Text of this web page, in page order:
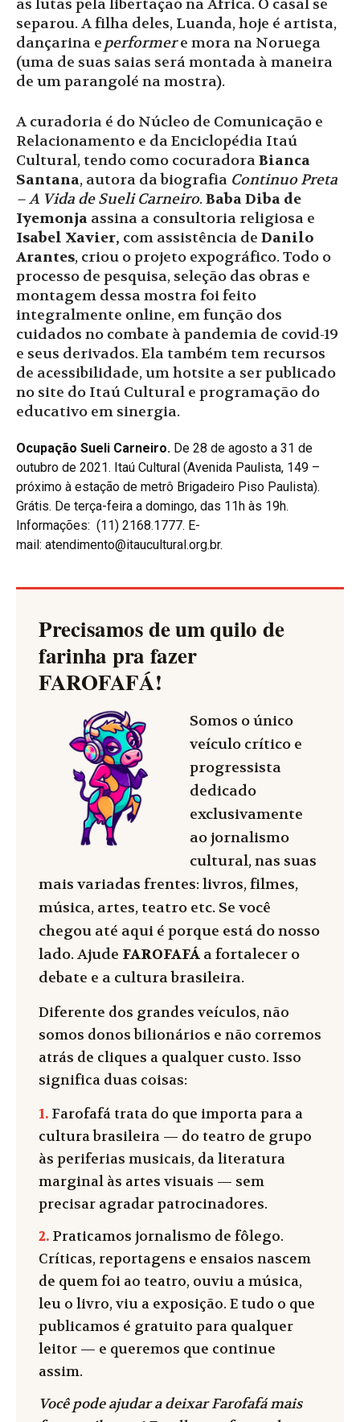
as lutas pela libertação na África. O casal se
separou. A filha deles, Luanda, hoje é artista,
dançarina eperformere mora na Noruega
(uma de suas saias será montada à maneira
de um parangolé na mostra).
A curadoria é do Núcleo de Comunicação e
Relacionamento e da Enciclopédia Itaú
Cultural, tendo como cocuradoraBianca
Santana, autora da biografia Continuo Preta
– A Vida de SueliCarneiro.Baba Diba de
Iyemonja assina a consultoria religiosa e
Isabel Xavier, com assistência de Danilo
Arantes, criou o projeto expográfico. Todo o
processo de pesquisa, seleção das obras e
montagem dessa mostra foi feito
integralmente online, em função dos
cuidados no combate à pandemia de covid-19
e seus derivados. Ela também tem recursos
de acessibilidade, um hotsite a ser publicado
no site do Itaú Cultural e programação do
educativo em sinergia.
Ocupação Sueli Carneiro. De 28 de agosto a 31 de
outubro de 2021. Itaú Cultural (Avenida Paulista, 149 –
próximo à estação de metrô Brigadeiro Piso Paulista).
Grátis. De terça-feira a domingo, das 11h às 19h.
Informações: (11) 2168.1777. E-
mail: atendimento@itaucultural.org.br.
Precisamos de um quilo de
farinha pra fazer
FAROFAFÁ!
Somos o único
veículo crítico e
progressista
dedicado
exclusivamente
ao jornalismo
cultural, nas suas
mais variadas frentes: livros, filmes,
música, artes, teatro etc. Se você
chegou até aqui é porque está do nosso
lado. Ajude FAROFAFÁ a fortalecer o
debate e a cultura brasileira.
Diferente dos grandes veículos, não
somos donos bilionários e não corremos
atrás de cliques a qualquer custo. Isso
significa duas coisas:
1. Farofafá trata do que importa para a
cultura brasileira — do teatro de grupo
às periferias musicais, da literatura
marginal às artes visuais — sem
precisar agradar patrocinadores.
2. Praticamos jornalismo de fôlego.
Críticas, reportagens e ensaios nascem
de quem foi ao teatro, ouviu a música,
leu o livro, viu a exposição. E tudo o que
publicamos é gratuito para qualquer
leitor — e queremos que continue
assim.
Você pode ajudar a deixar Farofafá mais